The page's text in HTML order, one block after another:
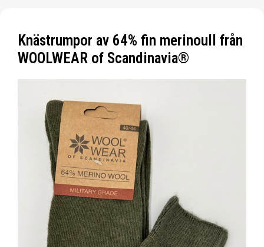
Knästrumpor av 64% fin merinoull från
WOOLWEAR of Scandinavia®